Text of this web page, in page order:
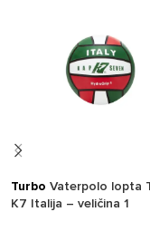
Turbo Vaterpolo lopta
K7 Italija – veličina 1